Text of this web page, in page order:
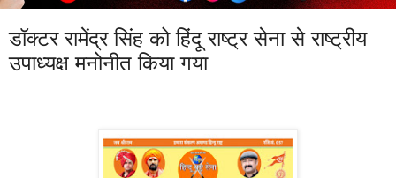
डॉक्टर रामेंद्र सिंह को हिंदू राष्ट्र सेना से राष्ट्रीय
उपाध्यक्ष मनोनीत किया गया